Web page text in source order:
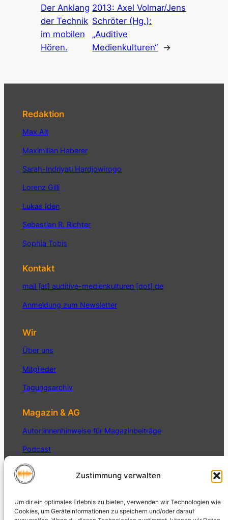
Zustimmung verwalten
Um dir ein optimales Erlebnis zu bieten, verwenden wir Technologien wie
Cookies, um Geräteinformationen zu speichern und/oder darauf
Der Anklang
der Technik
im mobilen
Hören.
2013: Axel Volmar/Jens
Schröter (Hg.):
„Auditive
Medienkulturen“ →
Redaktion
Max Alt
Maximilian Haberer
Sarah-Indriyati Hardjowirogo
Lorenz Gilli
Lukas Iden
Sebastian R. Richter
Sophia Tobis
Kontakt
mail [at] auditive-medienkulturen [dot] de
Anmeldung zum Newsletter
Wir
Über uns
Mitglieder
Tagungsarchiv
Magazin & AG
Autor:innenhinweise für Magazinbeiträge
Podcast
Interner Bereich
Datenschutzerklärung